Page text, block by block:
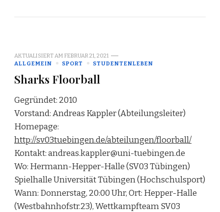
AKTUALISIERT AM FEBRUAR 21, 2021
ALLGEMEIN
SPORT STUDENTENLEBEN
Sharks Floorball
Gegründet: 2010
Vorstand: Andreas Kappler (Abteilungsleiter)
Homepage:
http://sv03tuebingen.de/abteilungen/floorball/
Kontakt: andreas.kappler@uni-tuebingen.de
Wo: Hermann-Hepper-Halle (SV03 Tübingen)
Spielhalle Universität Tübingen (Hochschulsport)
Wann: Donnerstag, 20:00 Uhr, Ort: Hepper-Halle
(Westbahnhofstr.23), Wettkampfteam SV03